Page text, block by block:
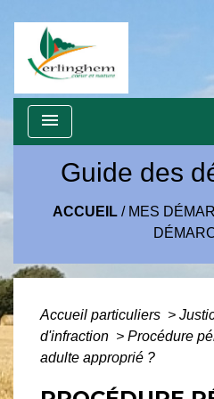
menu
Guide des
ACCUEIL / MES
Accueil particuliers >
d'infraction > Procédure
adulte approprié ?